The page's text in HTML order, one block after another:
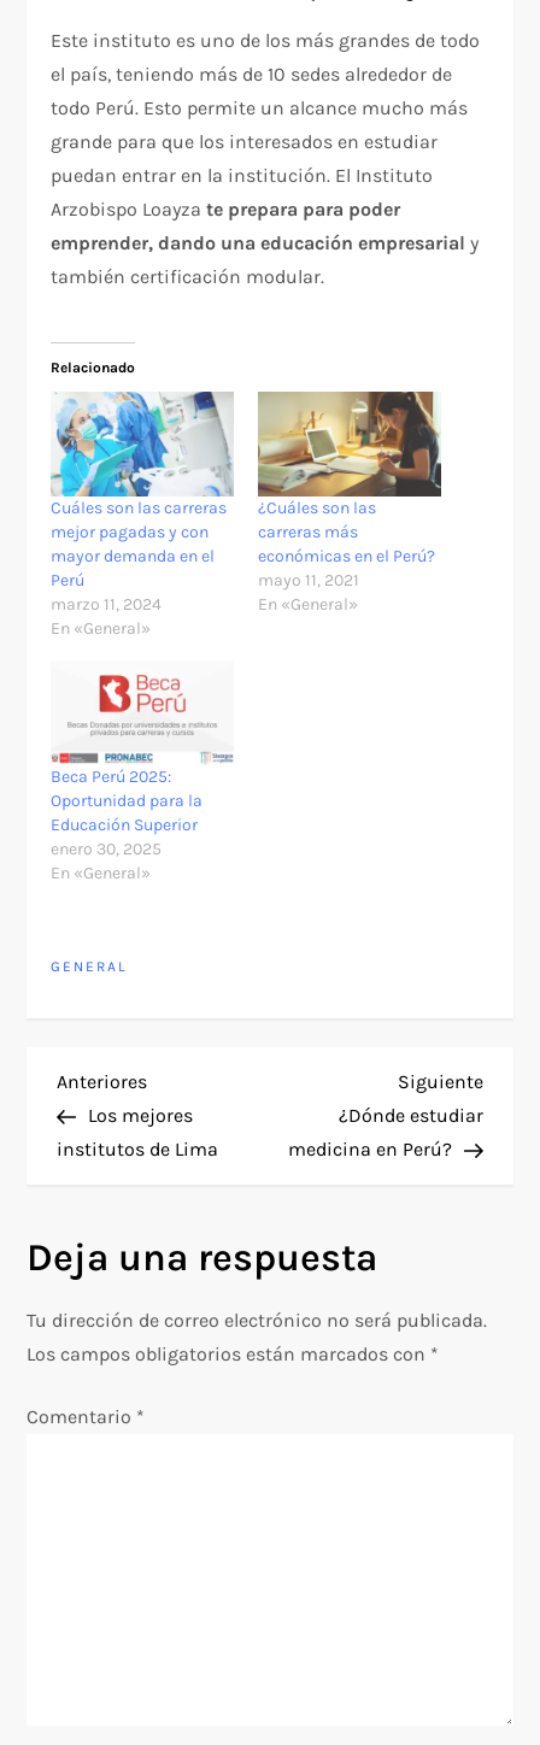
Este instituto es uno de los más grandes de todo
el país, teniendo más de 10 sedes alrededor de
todo Perú. Esto permite un alcance mucho más
grande para que los interesados en estudiar
puedan entrar en la institución. El Instituto
Arzobispo Loayzate prepara para poder
emprender, dando una educación empresarial y
también certificación modular.
Relacionado
Cuáles son las carreras
mejor pagadas y con
mayor demanda en el
Perú
marzo 11, 2024
En «General»
¿Cuáles son las
carreras más
económicas en el Perú?
mayo 11, 2021
En «General»
Beca Perú 2025:
Oportunidad para la
Educación Superior
enero 30, 2025
En «General»
GENERAL
N
a
e
g
a
c
Entrada
anterior
Anteriores
Los mejores
institutos de Lima
Siguiente
¿Dónde estudiar
medicina en Perú?
Deja una respuesta
Tu dirección de correo electrónico no será publicada.
Los campos obligatorios están marcados con *
Comentario *